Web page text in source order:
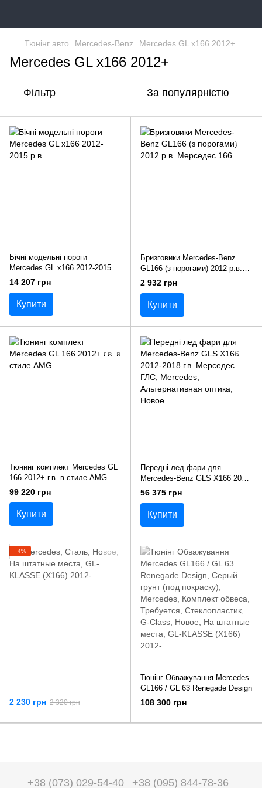
Тюнінг авто Mercedes-Benz Mercedes GL x166 2012+
Mercedes GL x166 2012+
Фільтр За популярністю
Бічні модельні пороги
Mercedes GL x166 2012-2015
р.в.
14 207 грн
Купити
Бризговики Mercedes-Benz
GL166 (з порогами) 2012 р.в.
Мерседес 166
2 932 грн
Купити
Тюнинг комплект Mercedes GL
166 2012+ г.в. в стиле AMG
99 220 грн
Купити
Передні лед фари для
Mercedes-Benz GLS X166 2012-
2018 г.в. Мерседес ГЛС
56 375 грн
Купити
−4%
2 230 грн 2 320 грн
Тюнінг Обважування Mercedes
GL166 / GL 63 Renegade Design
108 300 грн
+38 (073) 029-54-40 +38 (095) 844-78-36